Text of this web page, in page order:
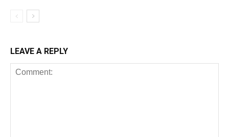
LEAVE A REPLY